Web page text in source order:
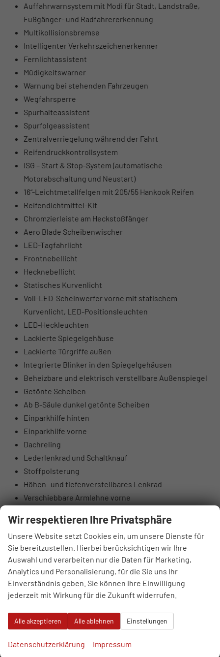
Auffahrwarnsystem mit Modi für Stadt, Landstraße,
Fußgänger- und Radfahrererkennung
Multikollisionsbremse
Intelligenter Verkehrszeichenerkenner
Fernlichtassistent
Müdigkeitswarner
Warnung bei stehenden Fahrzeugen
Wegfahrsperre
Spurhalteassistent
Spurfolgeassistent
Zentralverriegelung während der Fahrt
Reifendruckkontrollsystem
ISG – Start & Stop-System (automatische
Motorabschaltung und Neustart)
16“-Leichtmetallfelgen mit 205/55 Hankook Reifen
Reifendichtmittel-Kit
Chromzierleiste am Heckstoßfänger
Aero Blade Scheibenwischer
LED-Tagfahrlicht
Frontnebellicht
Hecknebellicht
Statisches Kurvenlicht
Voll-LED-Scheinwerfer vorne mit statischem
Kurvenlicht, LED-Positionsleuchten
LED-Heckleuchten
Lackierte Spiegelgehäuse
Lackierte Türgriffe außen
Integrierte Blinker in den Spiegelgehäusen
Beheizbare und elektrisch verstellbare Außenspiegel
Getönte Scheiben
Ab B-Säule dunkel getönte Scheiben
Einparkhilfe hinten
Einparkhilfe vorne
Dachreling
Lederlenkrad und Schaltknauf
Stoffpolsterung
Höhen- und tiefenverstellbares Lenkrad
Verschiebbare Armlehne vorne
Höhenverstellbarer Fahrer- und Beifahrersitz
Rücksitzlehnen 60:40 klappbar
Elektrisch einstellbare Lendenstütze Fahrer
Hintere Lüftungsdüsen
Sonnenbrillenfach
Supervision-Instrumentenpanel 10,25“ TFT LCD
4 Lautsprecher: vorne 2 + hinten 2
6 Lautsprecher: Hochtonlautsprecher vorne
USB-Anschlüsse vorne
Wir respektieren Ihre Privatsphäre
Unsere Website setzt Cookies ein, um unsere Dienste für
Sie bereitzustellen. Hierbei berücksichtigen wir Ihre
Auswahl und verarbeiten nur die Daten für Marketing,
Analytics und Personalisierung, für die Sie uns Ihr
Einverständnis geben. Sie können Ihre Einwilligung
jederzeit mit Wirkung für die Zukunft widerrufen.
Alle akzeptieren Alle ablehnen Einstellungen
Datenschutzerklärung Impressum